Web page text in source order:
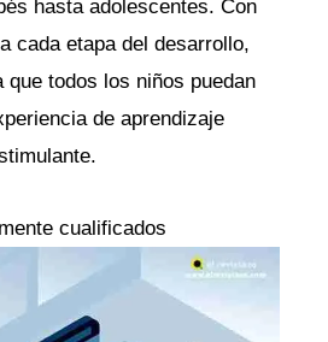
hasta adolescentes. Con
cada etapa del desarrollo,
que todos los niños puedan
de aprendizaje
cualificados